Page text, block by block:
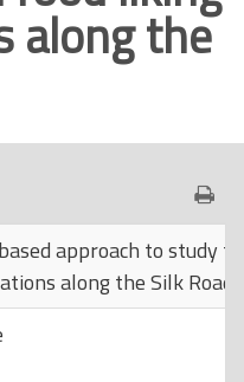
along the
approach to study
along the Silk Road.